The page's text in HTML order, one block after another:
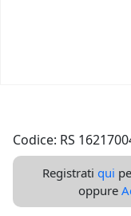
Codice: RS
Registrati qui
oppure